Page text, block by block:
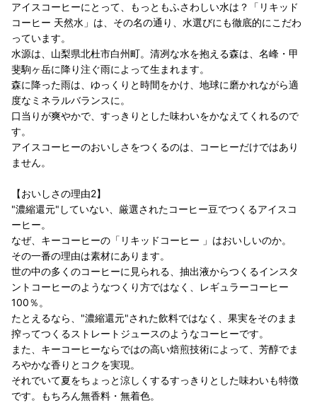
アイスコーヒーにとって、もっともふさわしい水は？「リキッド
コーヒー 天然水」は、その名の通り、水選びにも徹底的にこだわ
っています。
水源は、山梨県北杜市白州町。清冽な水を抱える森は、名峰・甲
斐駒ヶ岳に降り注ぐ雨によって生まれます。
森に降った雨は、ゆっくりと時間をかけ、地球に磨かれながら適
度なミネラルバランスに。
口当りが爽やかで、すっきりとした味わいをかなえてくれるので
す。
アイスコーヒーのおいしさをつくるのは、コーヒーだけではあり
ません。
【おいしさの理由2】
"濃縮還元"していない、厳選されたコーヒー豆でつくるアイスコ
ーヒー。
なぜ、キーコーヒーの「リキッドコーヒー 」はおいしいのか。
その一番の理由は素材にあります。
世の中の多くのコーヒーに見られる、抽出液からつくるインスタ
ントコーヒーのようなつくり方ではなく、レギュラーコーヒー
100％。
たとえるなら、"濃縮還元"された飲料ではなく、果実をそのまま
搾ってつくるストレートジュースのようなコーヒーです。
また、キーコーヒーならではの高い焙煎技術によって、芳醇でま
ろやかな香りとコクを実現。
それでいて夏をちょっと涼しくするすっきりとした味わいも特徴
です。もちろん無香料・無着色。